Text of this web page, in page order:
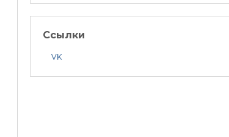
Ссылки
VK